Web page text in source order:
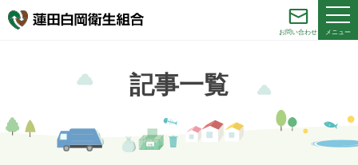
お問い合わせ メニュー
記事一覧